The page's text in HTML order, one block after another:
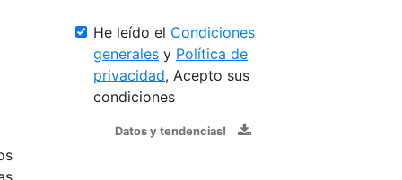
He leído el Condiciones
generales y Política de
privacidad, Acepto sus
condiciones
Datos y tendencias!